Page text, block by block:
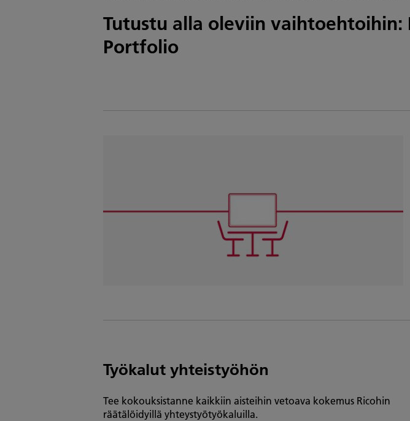
Tutustu alla oleviin vaihtoehtoihin:
Portfolio
Työkalut yhteistyöhön
Tee kokouksistanne kaikkiin aisteihin vetoava kokemus Ricohin
räätälöidyillä yhteystyötyökaluilla.